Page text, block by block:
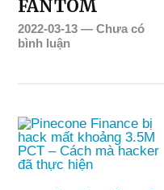
FANTOM
2022-03-13 —Chưa có
bình luận